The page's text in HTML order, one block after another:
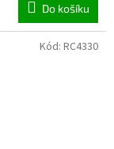
Do košíku
Kód: RC4330